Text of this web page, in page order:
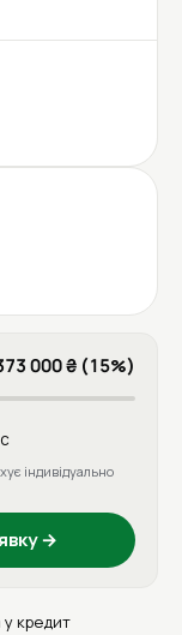
000 ₴ (15%)
індивідуально
→
кредит